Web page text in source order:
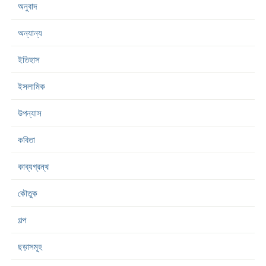
অনুবাদ
অন্যান্য
ইতিহাস
ইসলামিক
উপন্যাস
কবিতা
কাব্যগ্রন্থ
কৌতুক
গল্প
ছড়াসমূহ